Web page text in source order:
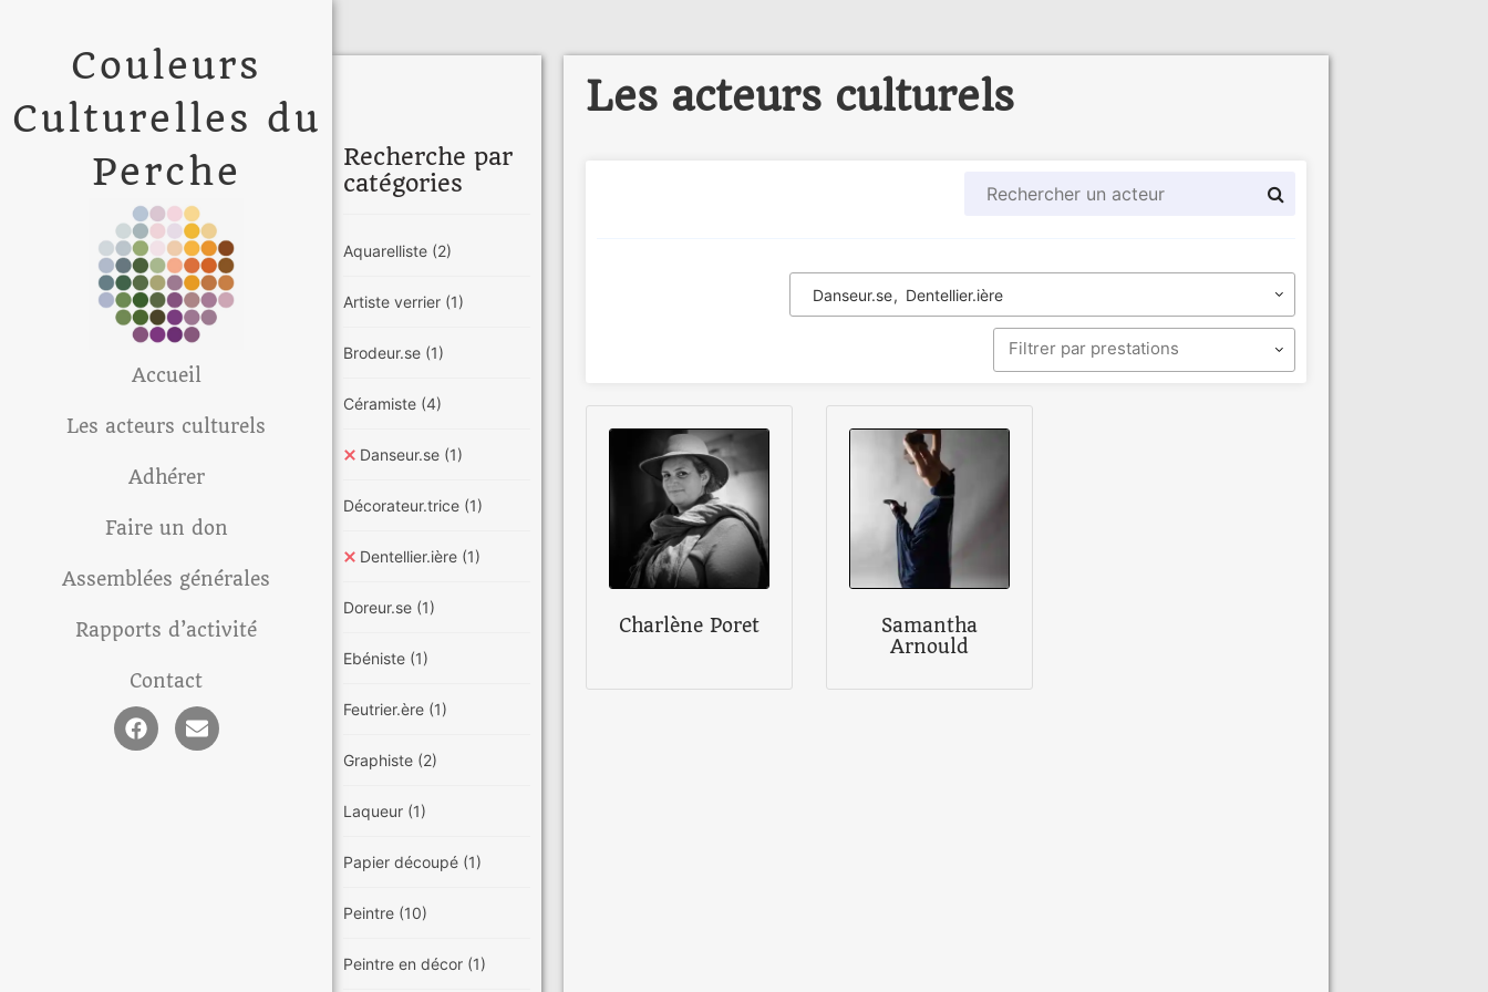
Couleurs
Culturelles du
Perche
Accueil
Les acteurs culturels
Adhérer
Faire un don
Assemblées générales
Rapports d’activité
Contact
Recherche par
catégories
Aquarelliste (2)
Artiste verrier (1)
Brodeur.se (1)
Céramiste (4)
Danseur.se (1)
Décorateur.trice (1)
Dentellier.ière (1)
Doreur.se (1)
Ebéniste (1)
Feutrier.ère (1)
Graphiste (2)
Laqueur (1)
Papier découpé (1)
Peintre (10)
Peintre en décor (1)
Les acteurs culturels
Danseur.se Dentellier.ière
Charlène Poret
Samantha
Arnould